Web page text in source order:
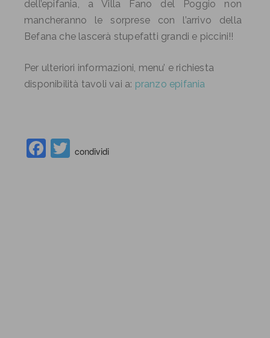
dell’epifania, a Villa Fano del Poggio non
mancheranno le sorprese con l’arrivo della
Befana che lascerà stupefatti grandi e piccini!!
Per ulteriori informazioni, menu’ e richiesta
disponibilità tavoli vai a: pranzo epifania
FacebookTwitter
condividi